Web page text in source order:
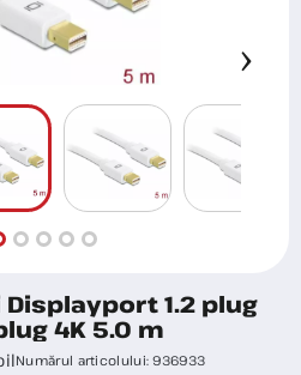
1.2 plug
4K 5.0 m
Numărul articolului:936933